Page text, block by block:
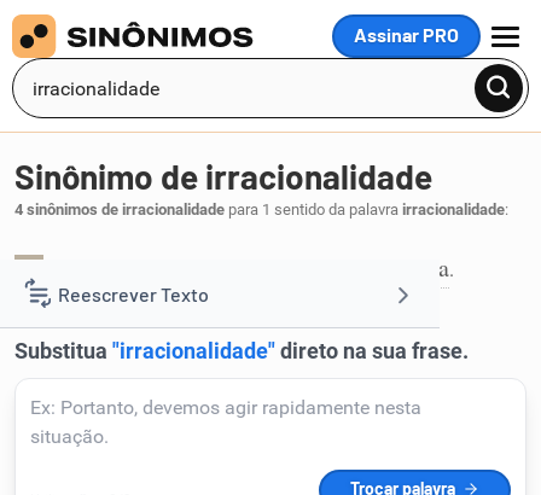
Assinar PRO
MENU
Reescrever Texto
Resumir Texto
Corrigir Texto
Sinônimo de irracionalidade
4 sinônimos de irracionalidade para 1 sentido da palavra irracionalidade:
toleima.